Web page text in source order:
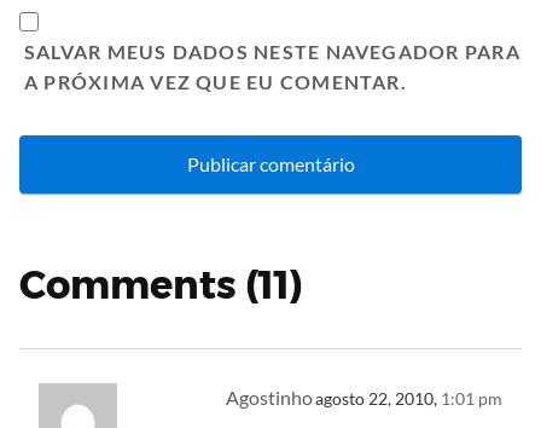
SALVAR MEUS DADOS NESTE NAVEGADOR PARA
A PRÓXIMA VEZ QUE EU COMENTAR.
Comments (11)
Agostinhoagosto 22, 2010, 1:01 pm